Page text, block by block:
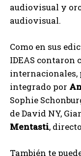
audiovisual y
audiovisual.
Como en sus
IDEAS contaron
internacionales,
integrado por
Sophie
de David NY,
Mentasti,
También te